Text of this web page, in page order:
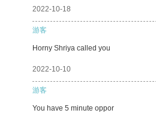
2022-10-18
游客
Horny Shriya called you
2022-10-10
游客
You have 5 minute oppor